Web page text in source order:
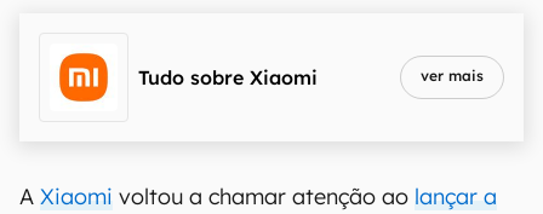
Tudo sobre Xiaomi ver mais
A Xiaomi voltou a chamar atenção ao lançar a